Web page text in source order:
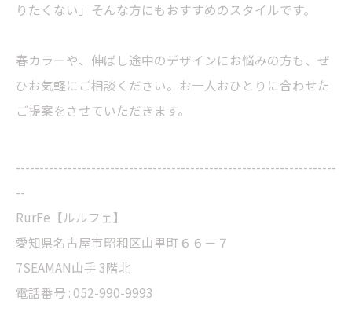
りたくない」そんな方にもおすすめのスタイルです。
春カラーや、伸ばし途中のデザインにお悩みの方も、ぜ
ひお気軽にご相談ください。お一人おひとりに合わせた
ご提案をさせていただきます。
--------------------------------------------------------------------
--
RurFe【ルルフェ】
愛知県名古屋市昭和区山里町６６－７
7SEAMAN山手 3階北
電話番号 : 052-990-9993